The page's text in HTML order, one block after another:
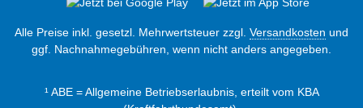
Alle Preise inkl. gesetzl. Mehrwertsteuer zzgl. Versandkosten und
ggf. Nachnahmegebühren, wenn nicht anders angegeben.
¹ ABE = Allgemeine Betriebserlaubnis, erteilt vom KBA